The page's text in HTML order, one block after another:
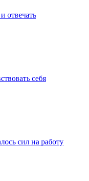
отвечать
себя
сил на работу